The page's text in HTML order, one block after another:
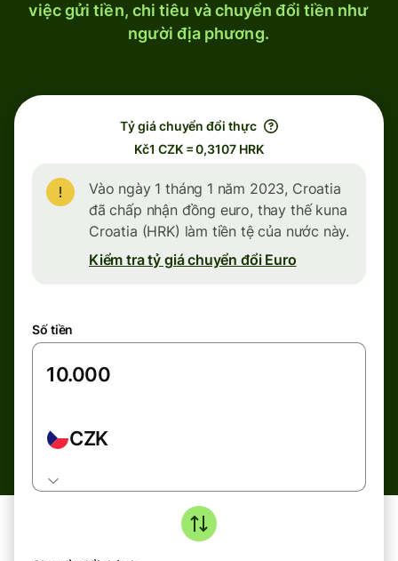
việc gửi tiền, chi tiêu và chuyển đổi tiền như
người địa phương.
Tỷ giá chuyển đổi thực
Kč1 CZK = 0,3107 HRK
Vào ngày 1 tháng 1 năm 2023, Croatia
đã chấp nhận đồng euro, thay thế kuna
Croatia (HRK) làm tiền tệ của nước này.
Kiểm tra tỷ giá chuyển đổi Euro
Số tiền
CZK